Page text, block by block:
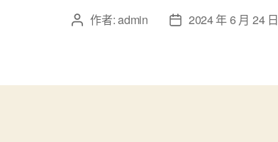
文 作者:admin
文
日
2024 年 6 月 24 日